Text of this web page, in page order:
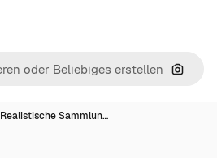
Nach
Realistische Sammlun…